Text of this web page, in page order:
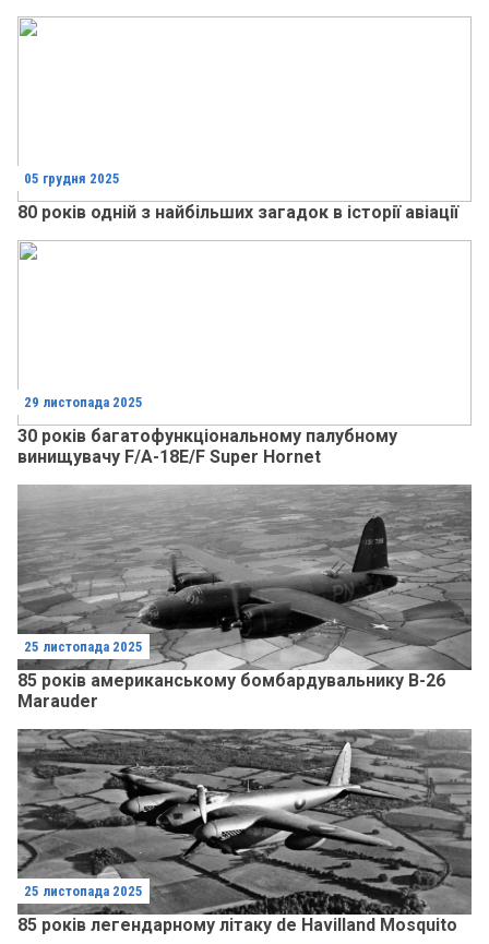
05 грудня 2025
80 років одній з найбільших загадок в історії авіації
29 листопада 2025
30 років багатофункціональному палубному
винищувачу F/A-18E/F Super Hornet
25 листопада 2025
85 років американському бомбардувальнику B-26
Marauder
25 листопада 2025
85 років легендарному літаку de Havilland Mosquito